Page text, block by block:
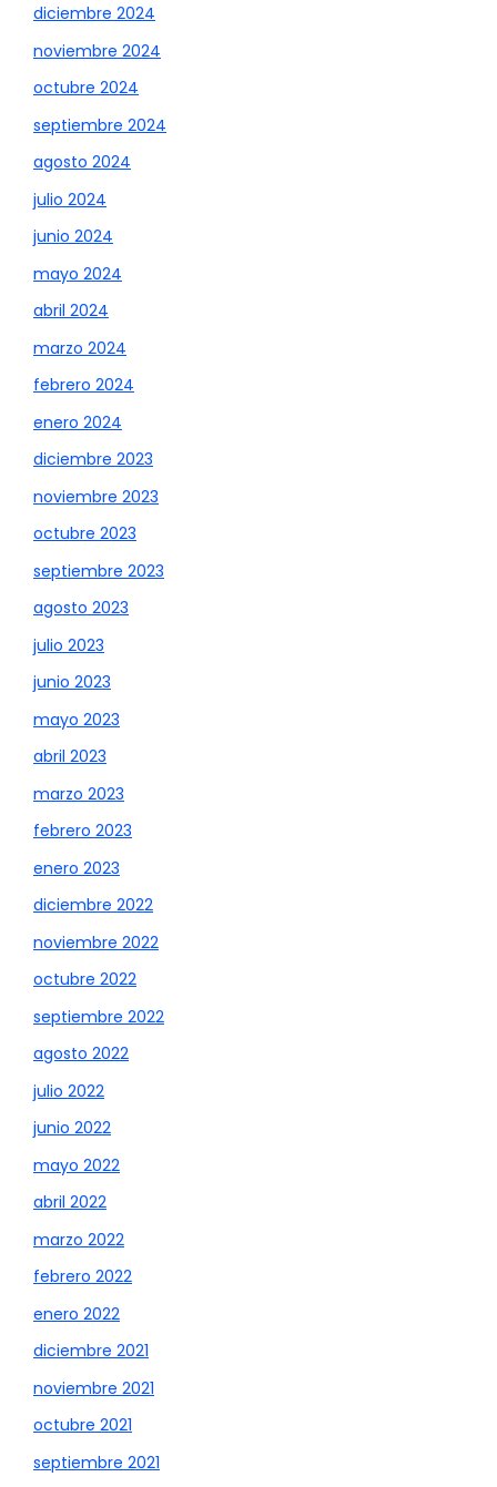
diciembre 2024
noviembre 2024
octubre 2024
septiembre 2024
agosto 2024
julio 2024
junio 2024
mayo 2024
abril 2024
marzo 2024
febrero 2024
enero 2024
diciembre 2023
noviembre 2023
octubre 2023
septiembre 2023
agosto 2023
julio 2023
junio 2023
mayo 2023
abril 2023
marzo 2023
febrero 2023
enero 2023
diciembre 2022
noviembre 2022
octubre 2022
septiembre 2022
agosto 2022
julio 2022
junio 2022
mayo 2022
abril 2022
marzo 2022
febrero 2022
enero 2022
diciembre 2021
noviembre 2021
octubre 2021
septiembre 2021